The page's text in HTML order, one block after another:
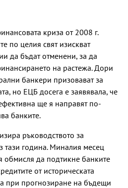
криза от 2008 г.
по целия свят изискват
да бъдат отменени, за да
на растежа. Дори
банкери призовават за
но ЕЦБ досега е заявявала, че
ще я направят по-
банките.
ръководството за
тази година. Миналия месец
обмисля да подтикне банките
от историческата
при прогнозиране на бъдещи